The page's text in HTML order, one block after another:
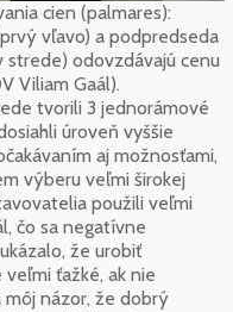
cien (palmares):
vľavo) a podpredseda
odovzdávajú cenu
Viliam Gaál).
tvorili 3 jednorámové
úroveň vyššie
aj možnosťami,
výberu veľmi širokej
použili veľmi
čo sa negatívne
že urobiť
ťažké, ak nie
názor, že dobrý